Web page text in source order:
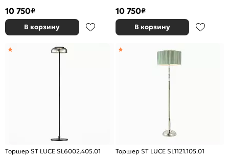
10 750₽
В корзину
10 750₽
В корзину
Торшер ST LUCE SL6002.405.01 Торшер ST LUCE SL1121.105.01